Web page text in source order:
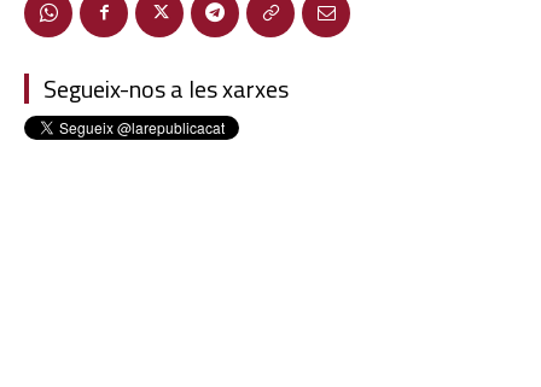
Segueix-nos a les xarxes